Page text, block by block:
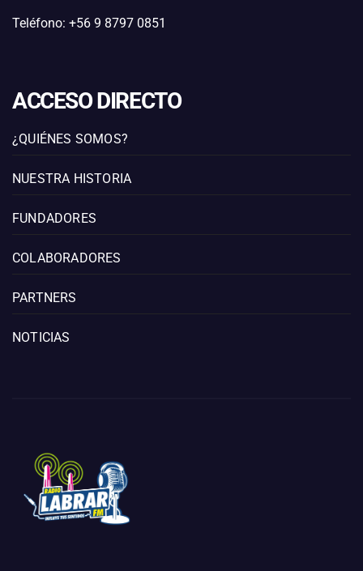
Teléfono: +56 9 8797 0851
ACCESO DIRECTO
¿QUIÉNES SOMOS?
NUESTRA HISTORIA
FUNDADORES
COLABORADORES
PARTNERS
NOTICIAS